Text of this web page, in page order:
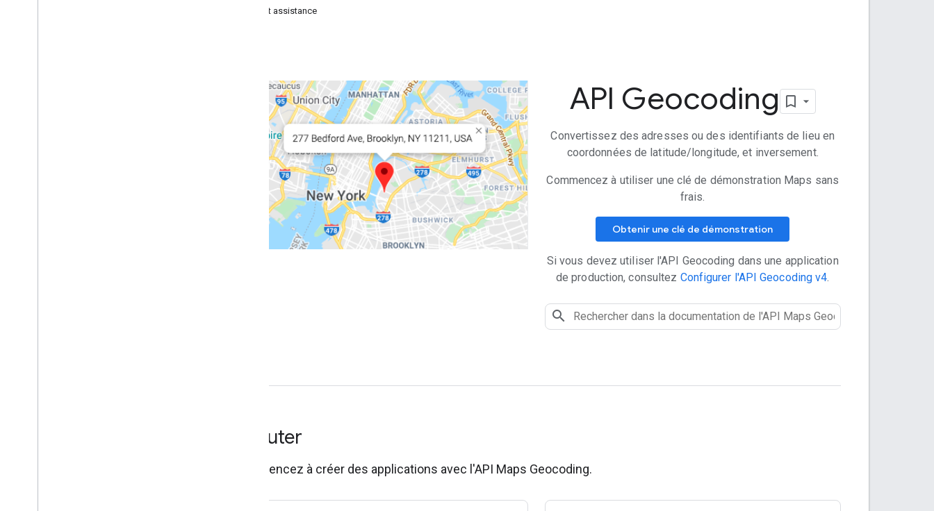
Aide et assistance
API Geocoding
Convertissez des adresses ou des identifiants de lieu en
coordonnées de latitude/longitude, et inversement.
Commencez à utiliser une clé de démonstration Maps sans
frais.
Obtenir une clé de démonstration
Si vous devez utiliser l'API Geocoding dans une application
de production, consultez Configurer l'API Geocoding v4.
Débuter
Commencez à créer des applications avec l'API Maps Geocoding.